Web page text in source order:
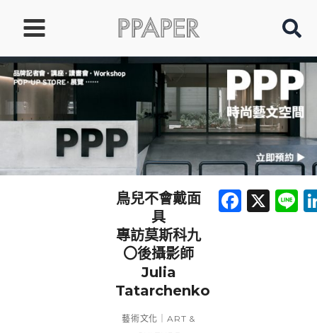
要
內
鳥兒不會戴面
具
專訪莫斯科九
〇後攝影師
Julia
Tatarchenko
藝術文化｜ART &
X